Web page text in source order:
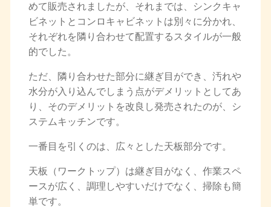
めて販売されましたが、それまでは、シンクキャ
ビネットとコンロキャビネットは別々に分かれ、
それぞれを隣り合わせて配置するスタイルが一般
的でした。
ただ、隣り合わせた部分に継ぎ目ができ、汚れや
水分が入り込んでしまう点がデメリットとしてあ
り、そのデメリットを改良し発売されたのが、シ
ステムキッチンです。
一番目を引くのは、広々とした天板部分です。
天板（ワークトップ）は継ぎ目がなく、作業スペ
ースが広く、調理しやすいだけでなく、掃除も簡
単です。